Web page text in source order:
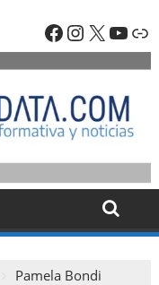
Facebook
X
Pamela Bondi